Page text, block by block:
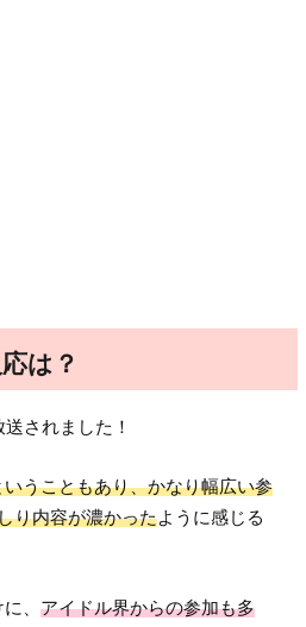
は？
されました！
うこともあり、かなり幅広い参
り内容が濃かったように感じる
に、アイドル界からの参加も多